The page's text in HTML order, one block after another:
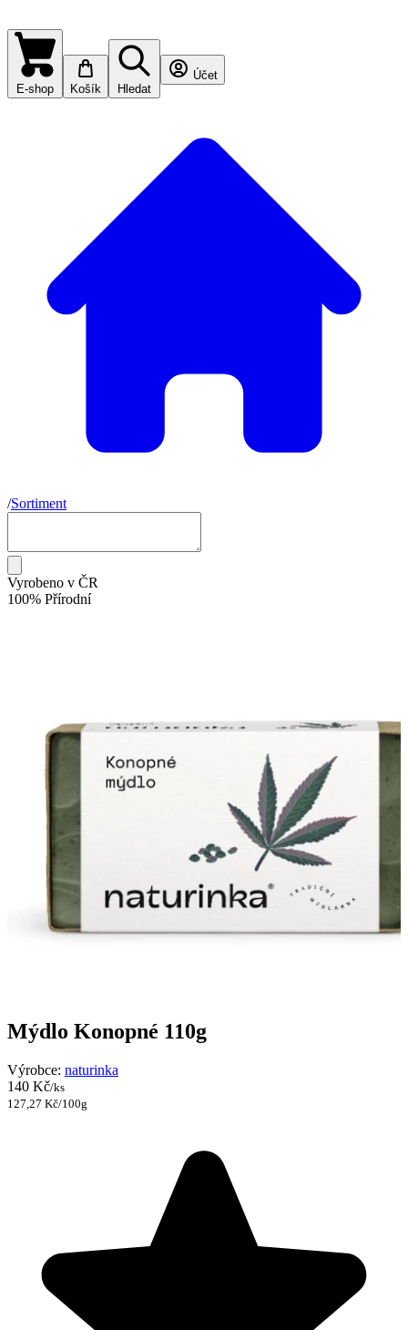
E-shop Košík Hledat
Účet
/Sortiment
Vyrobeno v ČR
100% Přírodní
Mýdlo Konopné 110g
Výrobce: naturinka
140 Kč/ks
127,27 Kč/100g